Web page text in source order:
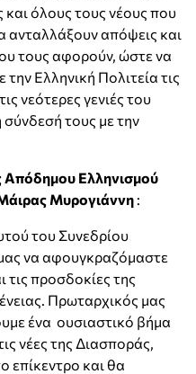
και όλους τους νέους που
ανταλλάξουν απόψεις και
τους αφορούν, ώστε να
Ελληνική Πολιτεία τις
νεότερες γενιές του
σύνδεσή τους με την
Απόδημου Ελληνισμού
Μυρογιάννη :
του Συνεδρίου
να αφουγκραζόμαστε
τις προσδοκίες της
Πρωταρχικός μας
ένα ουσιαστικό βήμα
νέες της Διασποράς,
επίκεντρο και θα